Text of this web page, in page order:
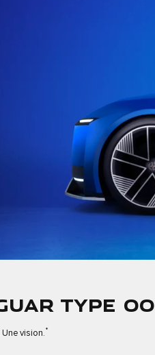
TYPE 00
Une vision.*